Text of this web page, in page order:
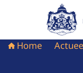
Naar de
Home